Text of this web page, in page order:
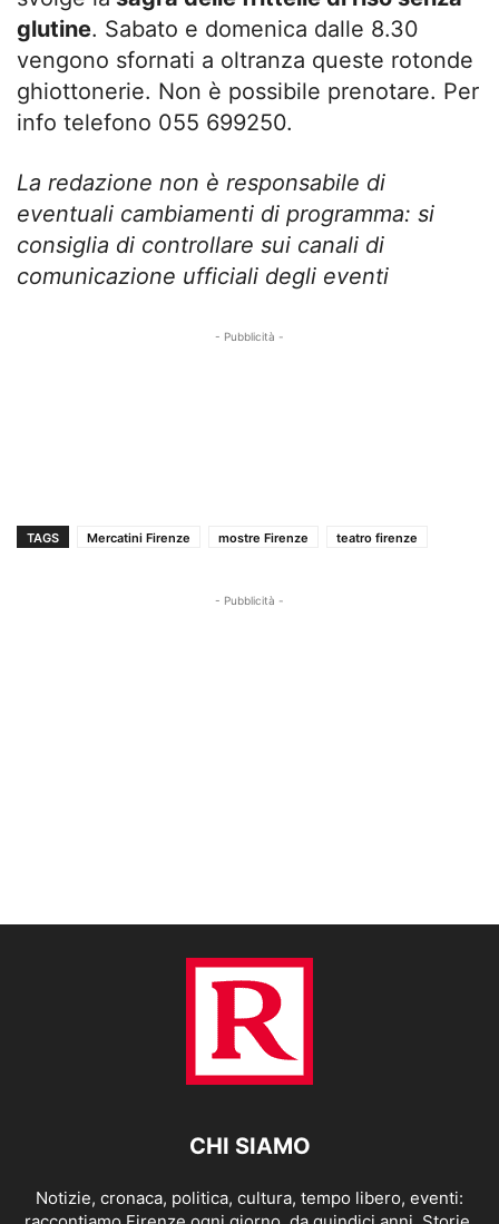
glutine. Sabato e domenica dalle 8.30
vengono sfornati a oltranza queste rotonde
ghiottonerie. Non è possibile prenotare. Per
info telefono 055 699250.
La redazione non è responsabile di
eventuali cambiamenti di programma: si
consiglia di controllare sui canali di
comunicazione ufficiali degli eventi
- Pubblicità -
TAGS Mercatini Firenze mostre Firenze teatro firenze
- Pubblicità -
CHI SIAMO
Notizie, cronaca, politica, cultura, tempo libero, eventi: